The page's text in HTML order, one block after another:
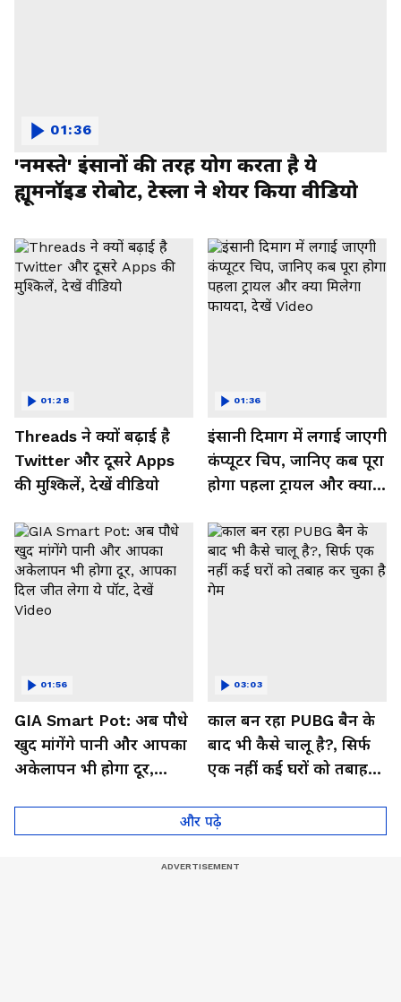
'नमस्ते' इंसानों की तरह योग करता है ये
ह्यूमनॉइड रोबोट, टेस्ला ने शेयर किया वीडियो
01:36
Threads ने क्यों बढ़ाई है
Twitter और दूसरे Apps
की मुश्किलें, देखें वीडियो
01:28
इंसानी दिमाग में लगाई जाएगी
कंप्यूटर चिप, जानिए कब पूरा
होगा पहला ट्रायल और क्या
01:36
GIA Smart Pot: अब पौधे
खुद मांगेंगे पानी और आपका
अकेलापन भी होगा दूर,
01:56
काल बन रहा PUBG बैन के
बाद भी कैसे चालू है?, सिर्फ
एक नहीं कई घरों को तबाह
03:03
और पढ़े